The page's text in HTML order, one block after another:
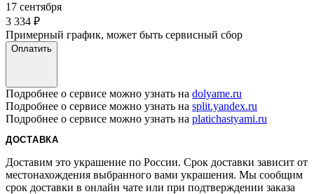
17 сентября
3 334 ₽
Примерный график, может быть сервисный сбор
Оплатить
Подробнее о сервисе можно узнать на dolyame.ru
Подробнее о сервисе можно узнать на split.yandex.ru
Подробнее о сервисе можно узнать на platichastyami.ru
ДОСТАВКА
Доставим это украшение по России. Срок доставки зависит от
местонахождения выбранного вами украшения. Мы сообщим
срок доставки в онлайн чате или при подтверждении заказа